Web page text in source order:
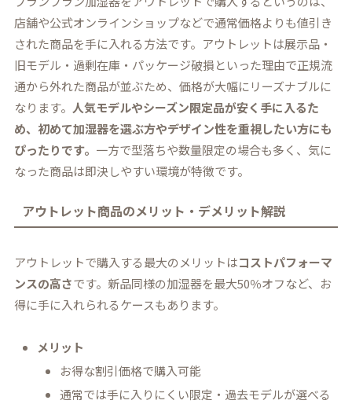
店舗や公式オンラインショップなどで通常価格よりも値引き
された商品を手に入れる方法です。アウトレットは展示品・
旧モデル・過剰在庫・パッケージ破損といった理由で正規流
通から外れた商品が並ぶため、価格が大幅にリーズナブルに
なります。 人気モデルやシーズン限定品が安く手に入るた
め、初めて加湿器を選ぶ方やデザイン性を重視したい方にも
ぴったりです。 一方で型落ちや数量限定の場合も多く、気に
なった商品は即決しやすい環境が特徴です。
アウトレット商品のメリット・デメリット解説
アウトレットで購入する最大のメリットはコストパフォーマ
ンスの高さです。新品同様の加湿器を最大50％オフなど、お
得に手に入れられるケースもあります。
メリット
お得な割引価格で購入可能
通常では手に入りにくい限定・過去モデルが選べる